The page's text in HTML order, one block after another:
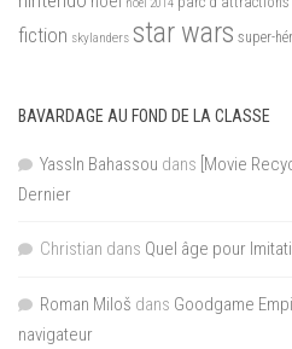
fiction skylanders star wars super-
BAVARDAGE AU FOND DE LA CLASSE
YassIn Bahassou dans [Movie
Dernier
Christian dans Quel âge pour
Roman Miloš dans Goodgame
navigateur